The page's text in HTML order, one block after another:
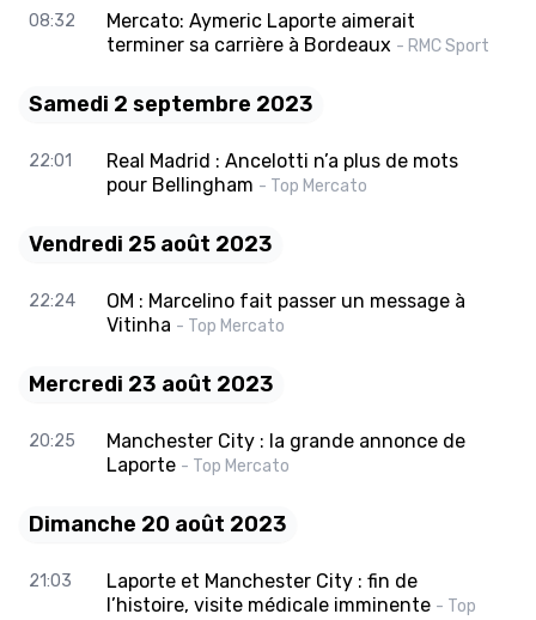
08:32
Mercato: Aymeric Laporte aimerait
terminer sa carrière à Bordeaux - RMC Sport
Samedi 2 septembre 2023
22:01
Real Madrid : Ancelotti n’a plus de mots
pour Bellingham - Top Mercato
Vendredi 25 août 2023
22:24
OM : Marcelino fait passer un message à
Vitinha - Top Mercato
Mercredi 23 août 2023
20:25
Manchester City : la grande annonce de
Laporte - Top Mercato
Dimanche 20 août 2023
21:03
Laporte et Manchester City : fin de
l’histoire, visite médicale imminente - Top